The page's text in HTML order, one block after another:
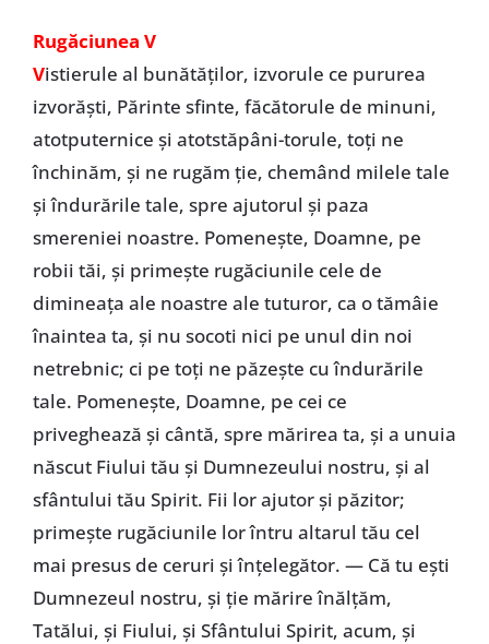
Rugăciunea V
Vistierule al bunătăţilor, izvorule ce pururea
izvorăşti, Părinte sfinte, făcătorule de minuni,
atotputernice şi atotstăpâni-torule, toţi ne
închinăm, şi ne rugăm ţie, chemând milele tale
şi îndurările tale, spre ajutorul şi paza
smereniei noastre. Pomeneşte, Doamne, pe
robii tăi, şi primeşte rugăciunile cele de
dimineaţa ale noastre ale tuturor, ca o tămâie
înaintea ta, şi nu socoti nici pe unul din noi
netrebnic; ci pe toţi ne păzeşte cu îndurările
tale. Pomeneşte, Doamne, pe cei ce
priveghează şi cântă, spre mărirea ta, şi a unuia
născut Fiului tău şi Dumnezeului nostru, şi al
sfântului tău Spirit. Fii lor ajutor şi păzitor;
primeşte rugăciunile lor întru altarul tău cel
mai presus de ceruri şi înţelegător. — Că tu eşti
Dumnezeul nostru, şi ţie mărire înălţăm,
Tatălui, şi Fiului, şi Sfântului Spirit, acum, şi